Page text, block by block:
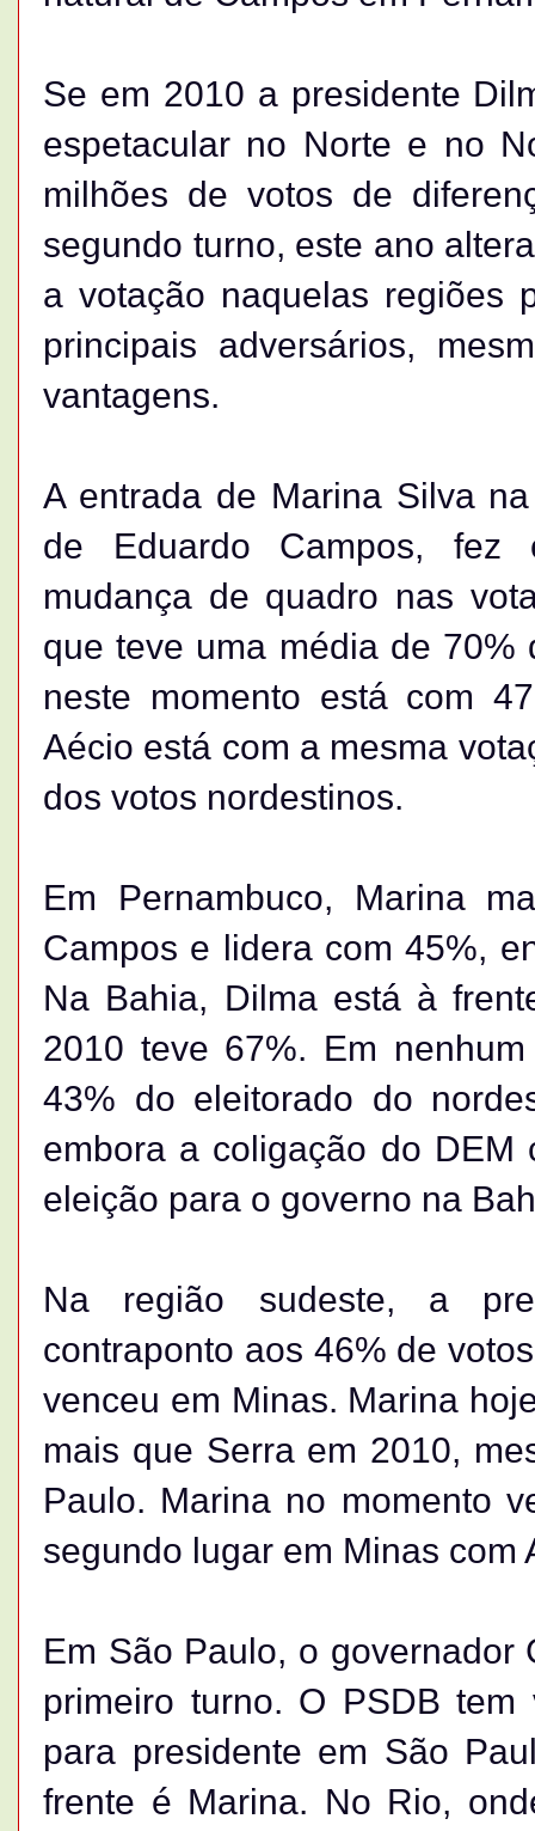
Se em 2010 a presidente
espetacular no Norte e no
milhões de votos de
segundo turno, este ano
a votação naquelas regiões
principais adversários,
vantagens.
A entrada de Marina Silva
de Eduardo Campos, fez
mudança de quadro nas
que teve uma média de 70%
neste momento está com
Aécio está com a mesma
dos votos nordestinos.
Em Pernambuco, Marina
Campos e lidera com 45%,
Na Bahia, Dilma está à
2010 teve 67%. Em
43% do eleitorado do
embora a coligação do
eleição para o governo na
Na região sudeste, a
contraponto aos 46% de
venceu em Minas. Marina
mais que Serra em 2010,
Paulo. Marina no momento
segundo lugar em Minas com
Em São Paulo, o governador
primeiro turno. O PSDB
para presidente em São
frente é Marina. No Rio,